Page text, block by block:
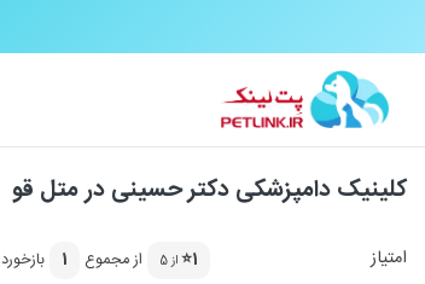
کلینیک دامپزشکی دکتر حسینی در متل قو
امتیاز 1⭐ از 5 از مجموع 1 بازخورد